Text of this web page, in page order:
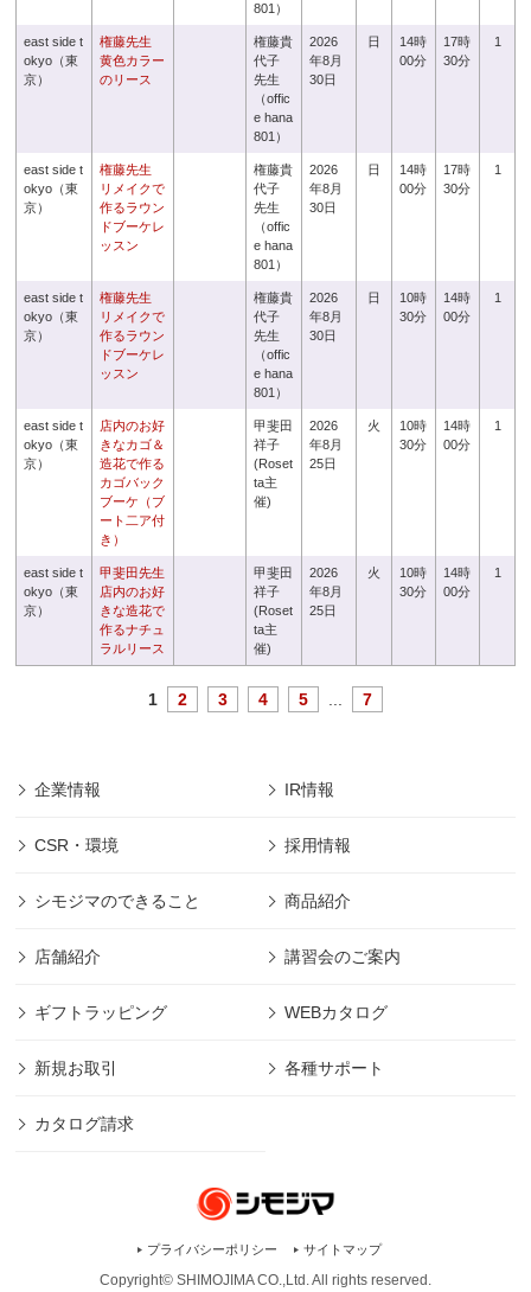
801）
east side t
okyo（東
京）
権藤先生
黄色カラー
のリース
権藤貴
代子
先生
（offic
e hana
801）
2026
年8月
30日
日
14時
00分
17時
30分
1
east side t
okyo（東
京）
権藤先生
リメイクで
作るラウン
ドブーケレ
ッスン
権藤貴
代子
先生
（offic
e hana
801）
2026
年8月
30日
日
14時
00分
17時
30分
1
east side t
okyo（東
京）
権藤先生
リメイクで
作るラウン
ドブーケレ
ッスン
権藤貴
代子
先生
（offic
e hana
801）
2026
年8月
30日
日
10時
30分
14時
00分
1
east side t
okyo（東
京）
店内のお好
きなカゴ＆
造花で作る
カゴバック
ブーケ（ブ
ート二ア付
き）
甲斐田
祥子
(Roset
ta主
催)
2026
年8月
25日
火
10時
30分
14時
00分
1
east side t
okyo（東
京）
甲斐田先生
店内のお好
きな造花で
作るナチュ
ラルリース
甲斐田
祥子
(Roset
ta主
催)
2026
年8月
25日
火
10時
30分
14時
00分
1
1 2 3 4 5 7
企業情報 IR情報
CSR・環境 採用情報
シモジマのできること 商品紹介
店舗紹介 講習会のご案内
ギフトラッピング WEBカタログ
新規お取引 各種サポート
カタログ請求
プライバシーポリシー サイトマップ
Copyright© SHIMOJIMA CO.,Ltd. All rights reserved.